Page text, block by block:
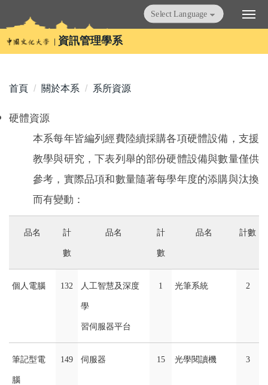
到
主
要
區
資訊管理學系
Translate
首頁 關於本系 系所資源
硬體資源
本系每年皆編列經費陸續採購各項硬體設備，支援
教學與研究，下表列舉的部份硬體設備與數量僅供
參考，實際品項和數量隨著每學年度的添購與汰換
而有變動：
品名 計
數
品名 計
數
品名 計數
個人電腦 132 人工智慧及深度
學
習伺服器平台
1 光筆系統 2
筆記型電
腦
149 伺服器 15 光學閱讀機 3